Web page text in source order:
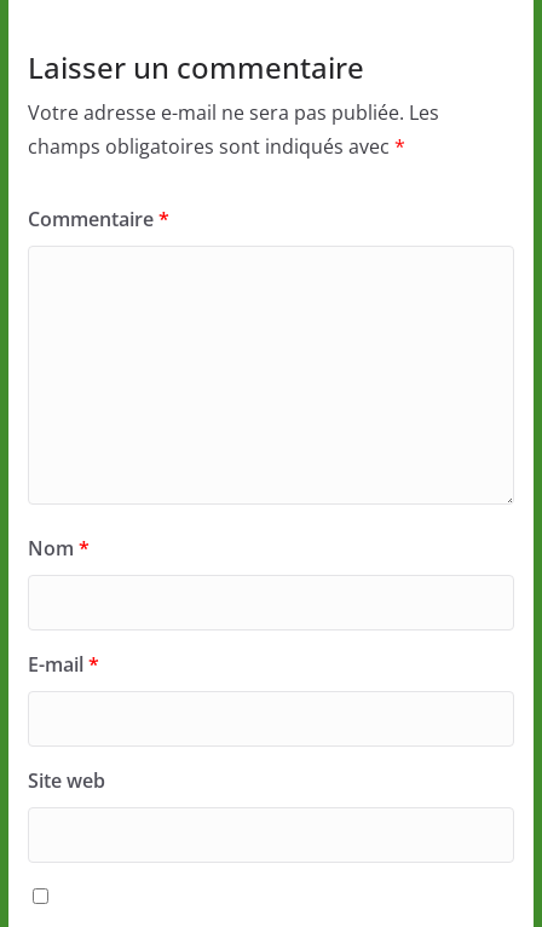
Laisser un commentaire
Votre adresse e-mail ne sera pas publiée. Les
champs obligatoires sont indiqués avec *
Commentaire*
Nom *
E-mail*
Site web